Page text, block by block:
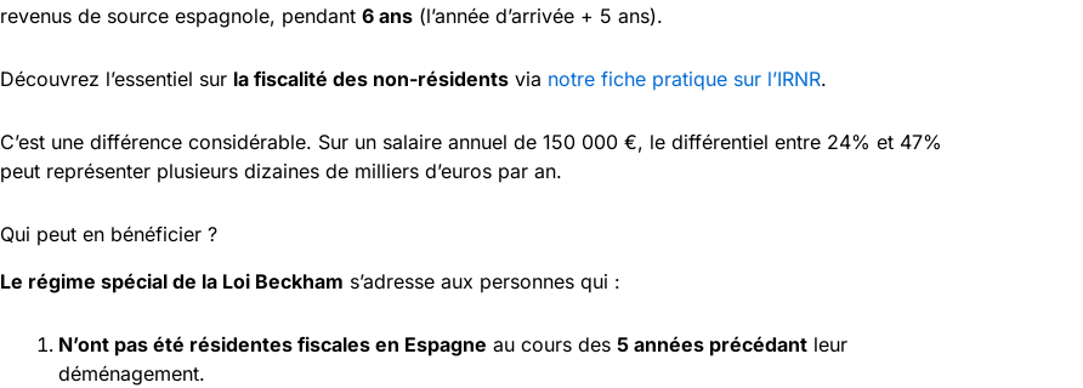
revenus de source espagnole, pendant 6 ans (l’année d’arrivée + 5 ans).
Découvrez l’essentiel sur la fiscalité des non-résidents via notre fiche pratique sur l’IRNR.
C’est une différence considérable. Sur un salaire annuel de 150 000 €, le différentiel entre 24% et 47%
peut représenter plusieurs dizaines de milliers d’euros par an.
Qui peut en bénéficier ?
Le régime spécial de la Loi Beckham s’adresse aux personnes qui :
N’ont pas été résidentes fiscales en Espagne au cours des 5 années précédant leur
déménagement.